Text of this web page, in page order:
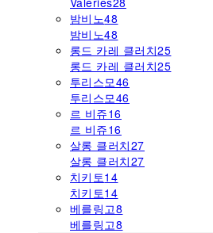
밤비노48
밤비노48
롱드 카레 클러치25
롱드 카레 클러치25
투리스모46
투리스모46
르 비쥬16
르 비쥬16
살롱 클러치27
살롱 클러치27
치키토14
치키토14
베를링고8
베를링고8